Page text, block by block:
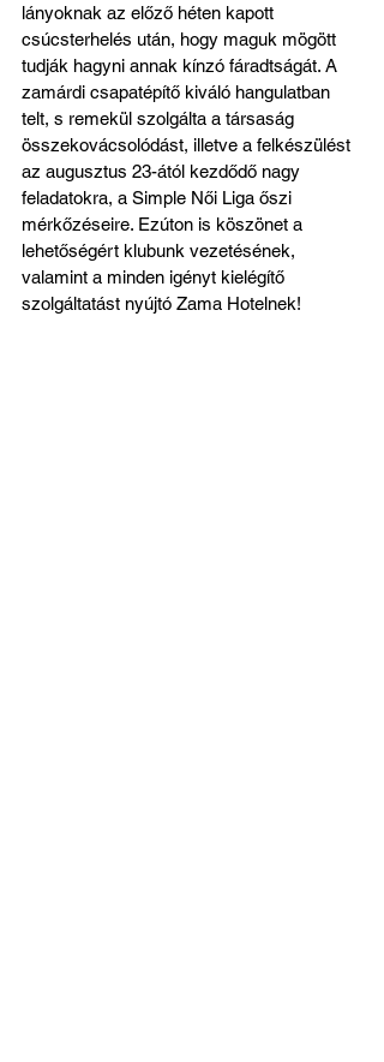
lányoknak az előző héten kapott
csúcsterhelés után, hogy maguk mögött
tudják hagyni annak kínzó fáradtságát. A
zamárdi csapatépítő kiváló hangulatban
telt, s remekül szolgálta a társaság
összekovácsolódást, illetve a felkészülést
az augusztus 23-ától kezdődő nagy
feladatokra, a Simple Női Liga őszi
mérkőzéseire. Ezúton is köszönet a
lehetőségért klubunk vezetésének,
valamint a minden igényt kielégítő
szolgáltatást nyújtó Zama Hotelnek!